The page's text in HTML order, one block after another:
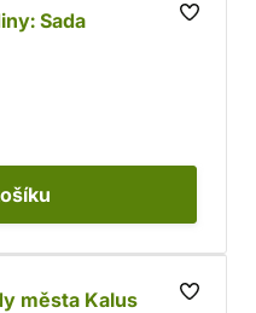
Sada
města Kalus